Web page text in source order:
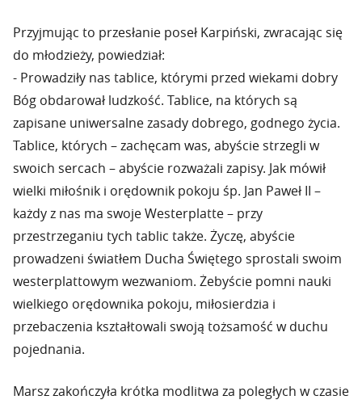
Przyjmując to przesłanie poseł Karpiński, zwracając się
do młodzieży, powiedział:
- Prowadziły nas tablice, którymi przed wiekami dobry
Bóg obdarował ludzkość. Tablice, na których są
zapisane uniwersalne zasady dobrego, godnego życia.
Tablice, których – zachęcam was, abyście strzegli w
swoich sercach – abyście rozważali zapisy. Jak mówił
wielki miłośnik i orędownik pokoju śp. Jan Paweł II –
każdy z nas ma swoje Westerplatte – przy
przestrzeganiu tych tablic także. Życzę, abyście
prowadzeni światłem Ducha Świętego sprostali swoim
westerplattowym wezwaniom. Żebyście pomni nauki
wielkiego orędownika pokoju, miłosierdzia i
przebaczenia kształtowali swoją tożsamość w duchu
pojednania.
Marsz zakończyła krótka modlitwa za poległych w czasie